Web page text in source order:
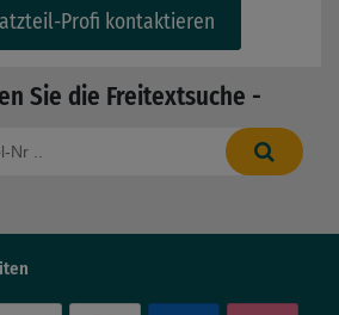
Profi kontaktieren
Sie die Freitextsuche -